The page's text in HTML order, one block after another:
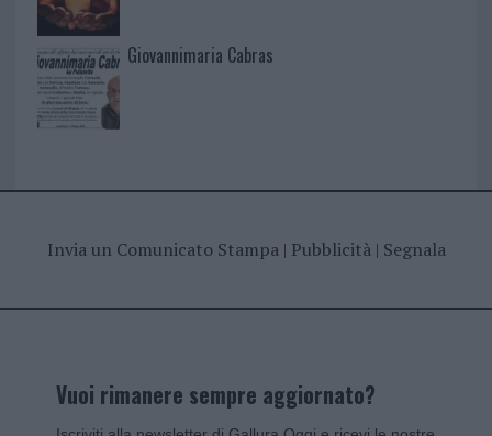
Giovannimaria Cabras
Invia un Comunicato Stampa| Pubblicità| Segnala
Vuoi rimanere sempre aggiornato?